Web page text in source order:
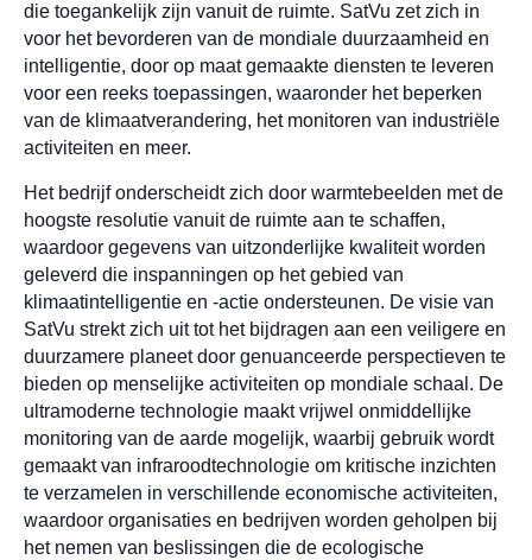
die toegankelijk zijn vanuit de ruimte. SatVu zet zich in
voor het bevorderen van de mondiale duurzaamheid en
intelligentie, door op maat gemaakte diensten te leveren
voor een reeks toepassingen, waaronder het beperken
van de klimaatverandering, het monitoren van industriële
activiteiten en meer.
Het bedrijf onderscheidt zich door warmtebeelden met de
hoogste resolutie vanuit de ruimte aan te schaffen,
waardoor gegevens van uitzonderlijke kwaliteit worden
geleverd die inspanningen op het gebied van
klimaatintelligentie en -actie ondersteunen. De visie van
SatVu strekt zich uit tot het bijdragen aan een veiligere en
duurzamere planeet door genuanceerde perspectieven te
bieden op menselijke activiteiten op mondiale schaal. De
ultramoderne technologie maakt vrijwel onmiddellijke
monitoring van de aarde mogelijk, waarbij gebruik wordt
gemaakt van infraroodtechnologie om kritische inzichten
te verzamelen in verschillende economische activiteiten,
waardoor organisaties en bedrijven worden geholpen bij
het nemen van beslissingen die de ecologische